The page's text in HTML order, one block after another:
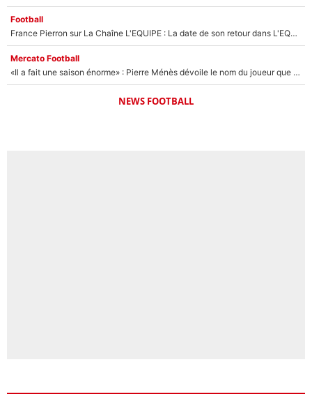
Football
France Pierron sur La Chaîne L'EQUIPE : La date de son retour dans L'EQUIPE de Choc est connue... et c'était très attendu
Mercato Football
«Il a fait une saison énorme» : Pierre Ménès dévoile le nom du joueur que l’OM devait absolument recruter cet été, l’IA valide la piste !
NEWS FOOTBALL